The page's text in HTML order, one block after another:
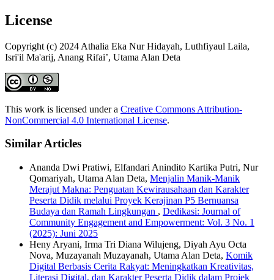
License
Copyright (c) 2024 Athalia Eka Nur Hidayah, Luthfiyaul Laila,
Isri'il Ma'arij, Anang Rifai’, Utama Alan Deta
This work is licensed under a Creative Commons Attribution-
NonCommercial 4.0 International License.
Similar Articles
Ananda Dwi Pratiwi, Elfandari Anindito Kartika Putri, Nur
Qomariyah, Utama Alan Deta, Menjalin Manik-Manik
Merajut Makna: Penguatan Kewirausahaan dan Karakter
Peserta Didik melalui Proyek Kerajinan P5 Bernuansa
Budaya dan Ramah Lingkungan , Dedikasi: Journal of
Community Engagement and Empowerment: Vol. 3 No. 1
(2025): Juni 2025
Heny Aryani, Irma Tri Diana Wilujeng, Diyah Ayu Octa
Nova, Muzayanah Muzayanah, Utama Alan Deta, Komik
Digital Berbasis Cerita Rakyat: Meningkatkan Kreativitas,
Literasi Digital, dan Karakter Peserta Didik dalam Projek